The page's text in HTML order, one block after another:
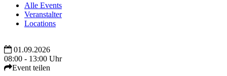
Alle Events
Veranstalter
Locations
01.09.2026
08:00 - 13:00 Uhr
Event teilen